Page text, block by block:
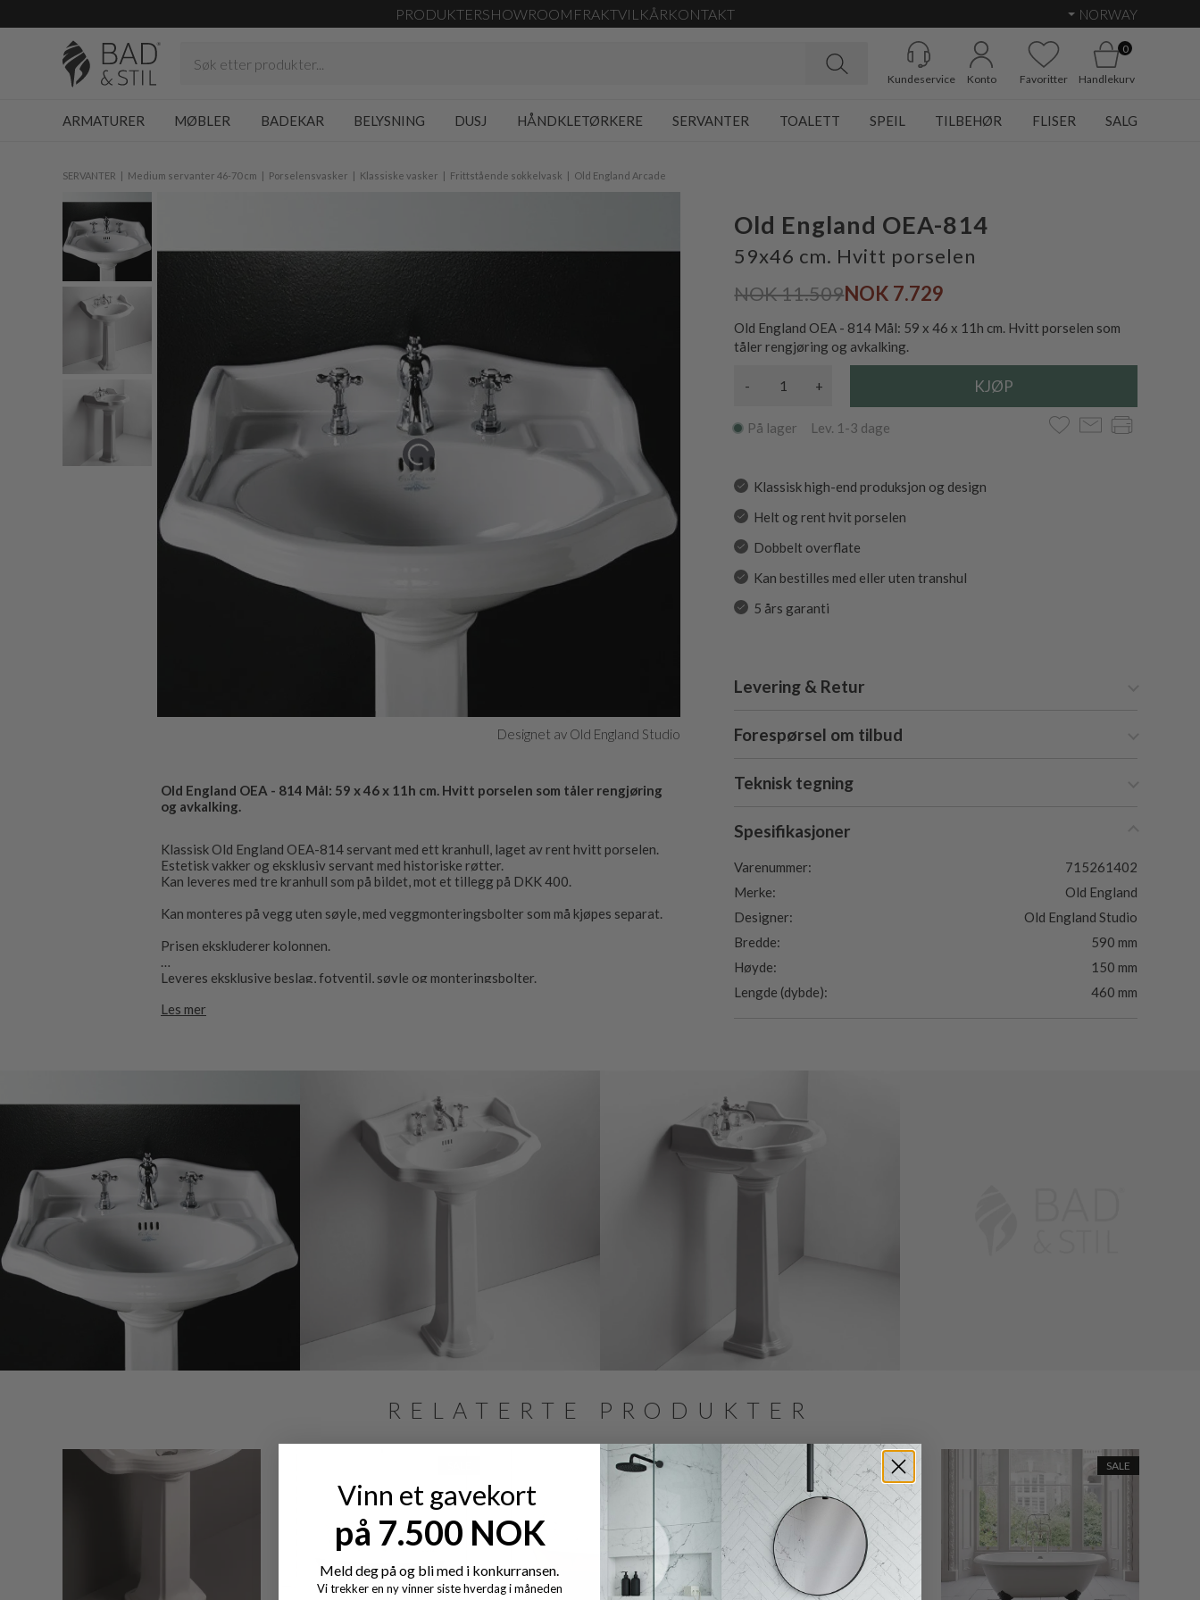
PRODUKTERSHOWROOM FRAKTVILKÅRKONTAKT NORWAY
Kundeservice Konto Favoritter
0
Handlekurv
ARMATURER MØBLER BADEKAR BELYSNING DUSJ HÅNDKLETØRKERE SERVANTER TOALETT SPEIL TILBEHØR FLISER SALG
SERVANTER Medium servanter 46-70 cm Porselensvasker Klassiske vasker Frittstående sokkelvask Old England Arcade
Designet av Old England Studio
Old England OEA - 814 Mål: 59 x 46 x 11h cm. Hvitt porselen som tåler rengjøring
og avkalking.
Klassisk Old England OEA-814 servant med ett kranhull, laget av rent hvitt porselen.
Estetisk vakker og eksklusiv servant med historiske røtter.
Kan leveres med tre kranhull som på bildet, mot et tillegg på DKK 400.
Kan monteres på vegg uten søyle, med veggmonteringsbolter som må kjøpes separat.
Prisen ekskluderer kolonnen.
Leveres eksklusive beslag, fotventil, søyle og monteringsbolter.
Les mer
Old England OEA-814
59x46 cm. Hvitt porselen
NOK 11.509NOK 7.729
Old England OEA - 814 Mål: 59 x 46 x 11h cm. Hvitt porselen som
tåler rengjøring og avkalking.
- +
På lager Lev. 1-3 dage
Klassisk high-end produksjon og design
Helt og rent hvit porselen
Dobbelt overflate
Kan bestilles med eller uten transhul
5 års garanti
Levering & Retur
Forespørsel om tilbud
Teknisk tegning
Spesifikasjoner
Varenummer:
715261402
Merke:
Old England
Designer:
Old England Studio
Bredde:
590 mm
Høyde:
150 mm
Lengde (dybde):
460 mm
RELATERTE PRODUKTER
SALE SALE SALE
Vinn et gavekort
på 7.500 NOK
Meld deg på og bli med i konkurransen.
Vi trekker en ny vinner siste hverdag i måneden